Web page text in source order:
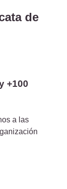
de
+100
a las